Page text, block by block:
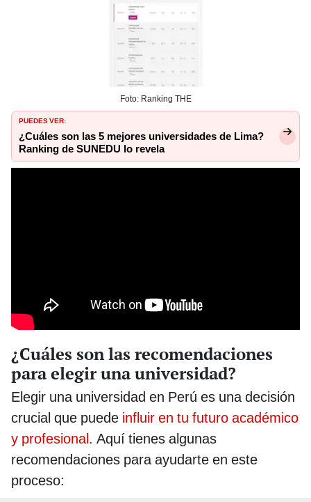
Foto: Ranking THE
PUEDES VER:
¿Cuáles son las 5 mejores universidades de Lima?
Ranking de SUNEDU lo revela
¿Cuáles son las recomendaciones
para elegir una universidad?
Elegir una universidad en Perú es una decisión
crucial que puede influir en tu futuro académico
y profesional. Aquí tienes algunas
recomendaciones para ayudarte en este
proceso: